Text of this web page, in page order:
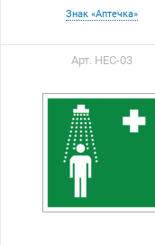
Знак «Аптечка»
Арт. НЕС-03